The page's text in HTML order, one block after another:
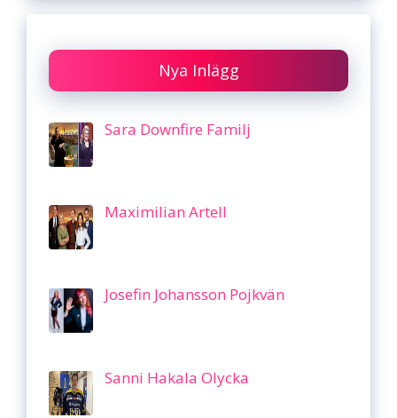
Nya Inlägg
Sara Downfire Familj
Maximilian Artell
Josefin Johansson Pojkvän
Sanni Hakala Olycka